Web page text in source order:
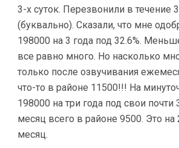
3-х суток. Перезвонили в течение
(буквально). Сказали, что мне
198000 на 3 года под 32.6%.
все равно много. Но насколько
только после озвучивания
что-то в районе 11500!!! На
198000 на три года под свои почти
месяц всего в районе 9500. Это
месяц.